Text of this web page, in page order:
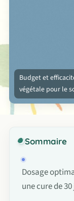
Budget et
végétale pour le
Sommaire
Dosage
une cure de